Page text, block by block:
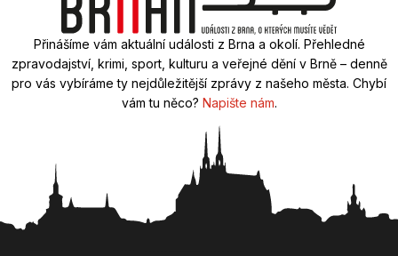
Přinášíme vám aktuální události z Brna a okolí. Přehledné
zpravodajství, krimi, sport, kulturu a veřejné dění v Brně – denně
pro vás vybíráme ty nejdůležitější zprávy z našeho města. Chybí
vám tu něco? Napište nám.